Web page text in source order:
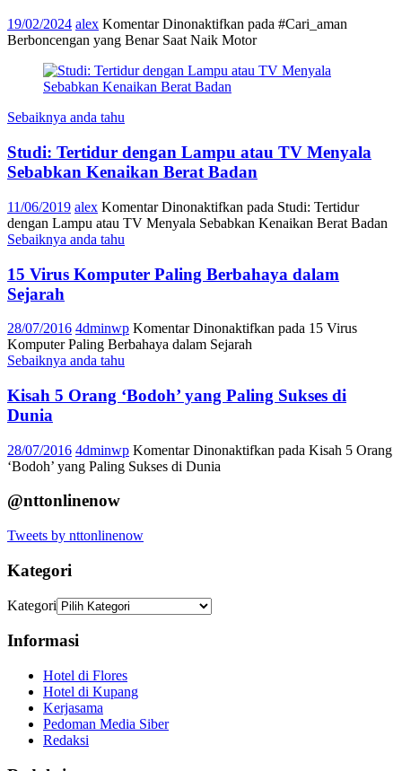
19/02/2024 alex Komentar Dinonaktifkan pada #Cari_aman
Berboncengan yang Benar Saat Naik Motor
Sebaiknya anda tahu
Studi: Tertidur dengan Lampu atau TV Menyala
Sebabkan Kenaikan Berat Badan
11/06/2019 alex Komentar Dinonaktifkan pada Studi: Tertidur
dengan Lampu atau TV Menyala Sebabkan Kenaikan Berat Badan
Sebaiknya anda tahu
15 Virus Komputer Paling Berbahaya dalam
Sejarah
28/07/2016 4dminwp Komentar Dinonaktifkan pada 15 Virus
Komputer Paling Berbahaya dalam Sejarah
Sebaiknya anda tahu
Kisah 5 Orang ‘Bodoh’ yang Paling Sukses di
Dunia
28/07/2016 4dminwp Komentar Dinonaktifkan pada Kisah 5 Orang
‘Bodoh’ yang Paling Sukses di Dunia
@nttonlinenow
Tweets by nttonlinenow
Kategori
Kategori
Informasi
Hotel di Flores
Hotel di Kupang
Kerjasama
Pedoman Media Siber
Redaksi